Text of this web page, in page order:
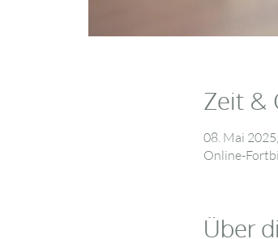
Zeit &
08. Mai
Online-
Über